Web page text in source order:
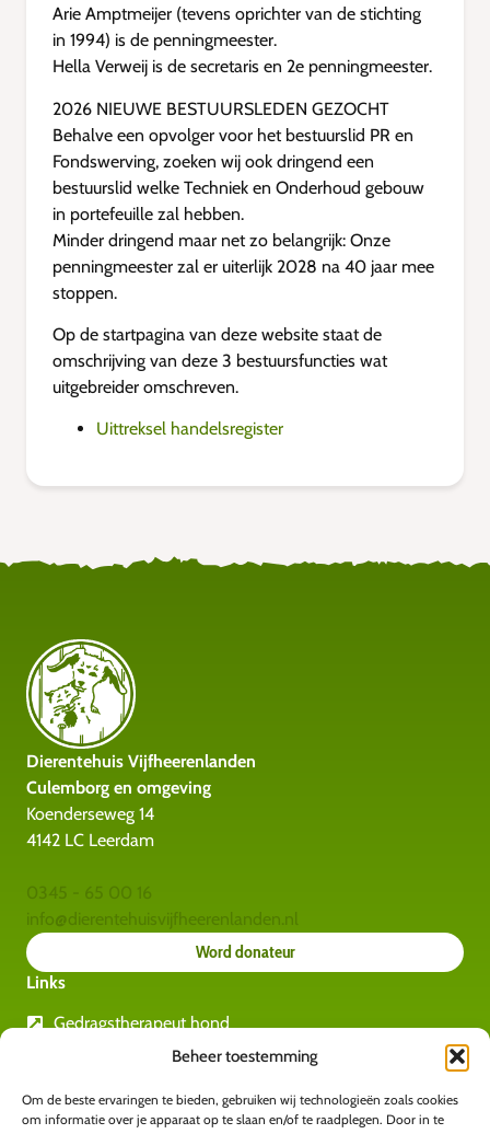
Beheer toestemming
Om de beste ervaringen te bieden, gebruiken wij technologieën zoals cookies
om informatie over je apparaat op te slaan en/of te raadplegen. Door in te
Arie Amptmeijer (tevens oprichter van de stichting
in 1994) is de penningmeester.
Hella Verweij is de secretaris en 2e penningmeester.
2026 NIEUWE BESTUURSLEDEN GEZOCHT
Behalve een opvolger voor het bestuurslid PR en
Fondswerving, zoeken wij ook dringend een
bestuurslid welke Techniek en Onderhoud gebouw
in portefeuille zal hebben.
Minder dringend maar net zo belangrijk: Onze
penningmeester zal er uiterlijk 2028 na 40 jaar mee
stoppen.
Op de startpagina van deze website staat de
omschrijving van deze 3 bestuursfuncties wat
uitgebreider omschreven.
Uittreksel handelsregister
Dierentehuis Vijfheerenlanden
Culemborg en omgeving
Koenderseweg 14
4142 LC Leerdam
0345 - 65 00 16
info@dierentehuisvijfheerenlanden.nl
Word donateur
Links
Gedragstherapeut hond
Amvedi
Kids for animals